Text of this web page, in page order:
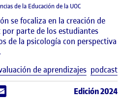
de la Educación de la UOC
se focaliza en la creación de
parte de los estudiantes
de la psicología con perspectiva
de aprendizajes podcast
Edición 2024